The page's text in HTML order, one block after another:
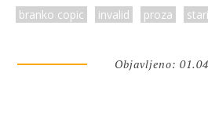
branko copic invalid proza
Objavljeno: